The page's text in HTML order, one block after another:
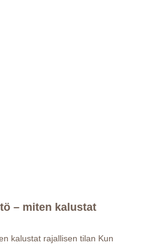
– miten kalustat
kalustat rajallisen tilan Kun